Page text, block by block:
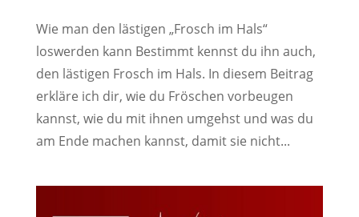
Wie man den lästigen „Frosch im Hals“
loswerden kann Bestimmt kennst du ihn auch,
den lästigen Frosch im Hals. In diesem Beitrag
erkläre ich dir, wie du Fröschen vorbeugen
kannst, wie du mit ihnen umgehst und was du
am Ende machen kannst, damit sie nicht...